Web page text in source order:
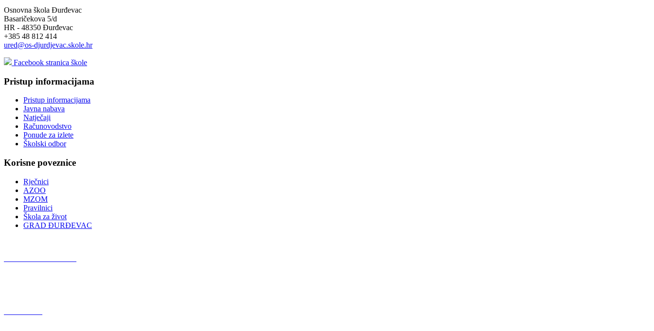
Osnovna škola Đurđevac
Basaričekova 5/d
HR - 48350 Đurđevac
+385 48 812 414
ured@os-djurdjevac.skole.hr
Facebook stranica škole
Pristup informacijama
Pristup informacijama
Javna nabava
Natječaji
Računovodstvo
Ponude za izlete
Školski odbor
Korisne poveznice
Rječnici
AZOO
MZOM
Pravilnici
Škola za život
GRAD ĐURĐEVAC